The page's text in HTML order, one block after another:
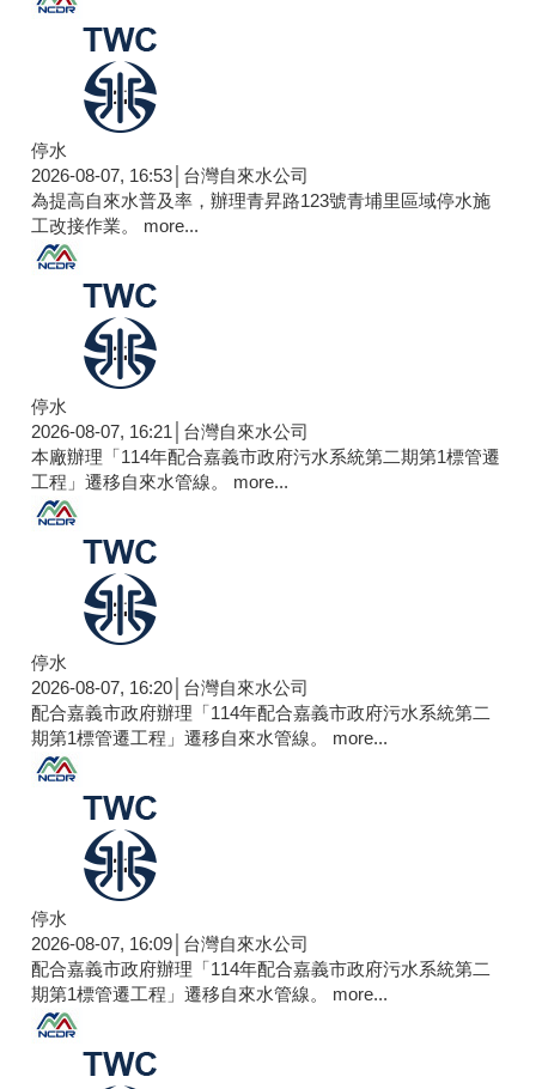
停水
2026-08-07, 16:53│台灣自來水公司
為提高自來水普及率，辦理青昇路123號青埔里區域停水施
工改接作業。 more...
停水
2026-08-07, 16:21│台灣自來水公司
本廠辦理「114年配合嘉義市政府污水系統第二期第1標管遷
工程」遷移自來水管線。 more...
停水
2026-08-07, 16:20│台灣自來水公司
配合嘉義市政府辦理「114年配合嘉義市政府污水系統第二
期第1標管遷工程」遷移自來水管線。 more...
停水
2026-08-07, 16:09│台灣自來水公司
配合嘉義市政府辦理「114年配合嘉義市政府污水系統第二
期第1標管遷工程」遷移自來水管線。 more...